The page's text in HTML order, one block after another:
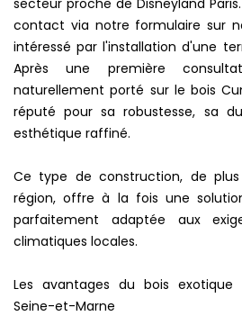
contact via notre formulaire sur
intéressé par l'installation d'une
Après une première
naturellement porté sur le bois
réputé pour sa robustesse, sa
esthétique raffiné.
Ce type de construction, de
région, offre à la fois une
parfaitement adaptée aux
climatiques locales.
Les avantages du bois
Seine-et-Marne